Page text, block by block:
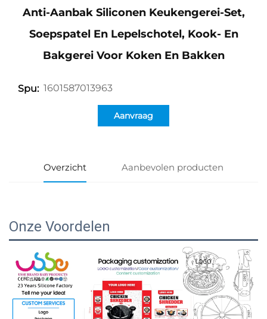
Anti-Aanbak Siliconen Keukengerei-Set,
Soepspatel En Lepelschotel, Kook- En
Bakgerei Voor Koken En Bakken
Spu: 1601587013963
Aanvraag
Overzicht Aanbevolen producten
Onze Voordelen